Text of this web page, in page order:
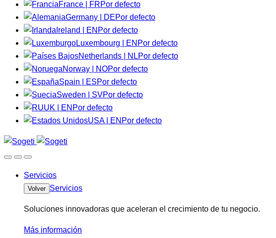
France | FRPor defecto
Germany | DEPor defecto
Ireland | EN Por defecto
Luxembourg | EN Por defecto
Netherlands | NLPor defecto
Norway | NOPor defecto
Spain | ESPor defecto
Sweden | SVPor defecto
UK | EN Por defecto
USA | EN Por defecto
Servicios
Volver Servicios
Soluciones innovadoras que aceleran el crecimiento de tu negocio.
Más información